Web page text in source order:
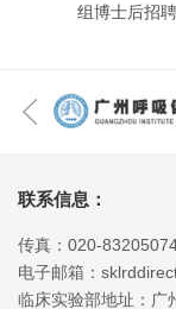
组博士后招
联系信息：
传真：020-
电子邮箱：
临床实验部地址：广